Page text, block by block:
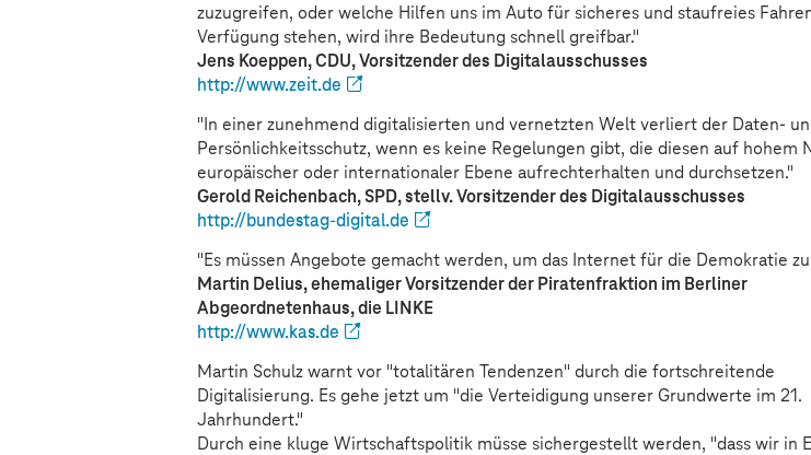
zuzugreifen, oder welche Hilfen uns im Auto für sicheres und staufreies
Verfügung stehen, wird ihre Bedeutung schnell greifbar."
Jens Koeppen, CDU, Vorsitzender des Digitalausschusses
http://www.zeit.de
"In einer zunehmend digitalisierten und vernetzten Welt verliert der Daten-
Persönlichkeitsschutz, wenn es keine Regelungen gibt, die diesen auf hohem
europäischer oder internationaler Ebene aufrechterhalten und durchsetzen."
Gerold Reichenbach, SPD, stellv. Vorsitzender des Digitalausschusses
http://bundestag-digital.de
"Es müssen Angebote gemacht werden, um das Internet für die Demokratie
Martin Delius, ehemaliger Vorsitzender der Piratenfraktion im Berliner
Abgeordnetenhaus, die LINKE
http://www.kas.de
Martin Schulz warnt vor "totalitären Tendenzen" durch die fortschreitende
Digitalisierung. Es gehe jetzt um "die Verteidigung unserer Grundwerte im 21.
Jahrhundert."
Durch eine kluge Wirtschaftspolitik müsse sichergestellt werden, "dass wir in